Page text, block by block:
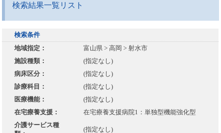
検索結果一覧リスト
検索条件
地域指定：
富山県 > 高岡 > 射水市
施設種類：
(指定なし)
病床区分：
(指定なし)
診療科目：
(指定なし)
医療機能：
(指定なし)
在宅療養支援：
在宅療養支援病院1：単独型機能強化型
介護サービス種
(指定なし)